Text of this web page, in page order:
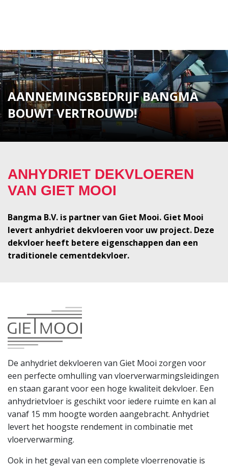
AANNEMINGSBEDRIJF BANGMA
BOUWT VERTROUWD!
ANHYDRIET DEKVLOEREN
VAN GIET MOOI
Bangma B.V. is partner van Giet Mooi. Giet Mooi
levert anhydriet dekvloeren voor uw project. Deze
dekvloer heeft betere eigenschappen dan een
traditionele cementdekvloer.
De anhydriet dekvloeren van Giet Mooi zorgen voor
een perfecte omhulling van vloerverwarmingsleidingen
en staan garant voor een hoge kwaliteit dekvloer. Een
anhydrietvloer is geschikt voor iedere ruimte en kan al
vanaf 15 mm hoogte worden aangebracht. Anhydriet
levert het hoogste rendement in combinatie met
vloerverwarming.
Ook in het geval van een complete vloerrenovatie is